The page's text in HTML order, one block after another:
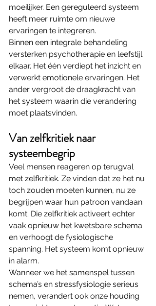
moeilijker. Een gereguleerd systeem
heeft meer ruimte om nieuwe
ervaringen te integreren.
Binnen een integrale behandeling
versterken psychotherapie en leefstijl
elkaar. Het één verdiept het inzicht en
verwerkt emotionele ervaringen. Het
ander vergroot de draagkracht van
het systeem waarin die verandering
moet plaatsvinden.
Van zelfkritiek naar
systeembegrip
Veel mensen reageren op terugval
met zelfkritiek. Ze vinden dat ze het nu
toch zouden moeten kunnen, nu ze
begrijpen waar hun patroon vandaan
komt. Die zelfkritiek activeert echter
vaak opnieuw het kwetsbare schema
en verhoogt de fysiologische
spanning. Het systeem komt opnieuw
in alarm.
Wanneer we het samenspel tussen
schema’s en stressfysiologie serieus
nemen, verandert ook onze houding